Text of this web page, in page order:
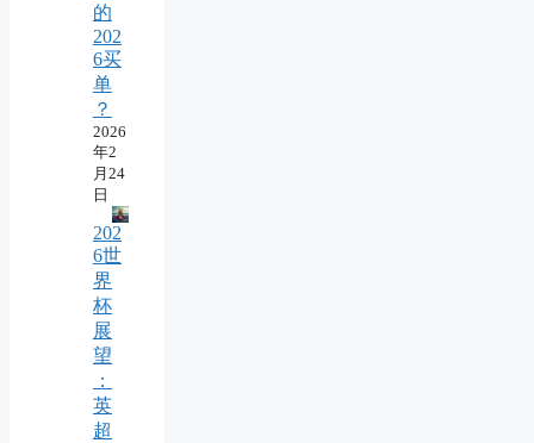
的
202
6买
单
？
2026
年2
月24
日
202
6世
界
杯
展
望
：
英
超